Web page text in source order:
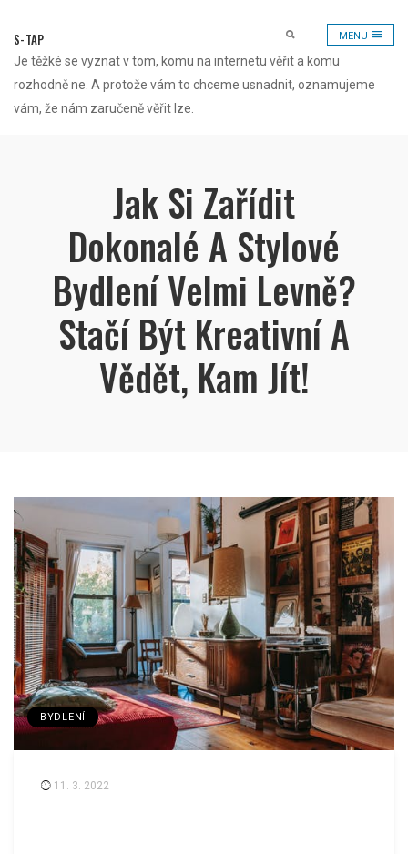
content
S-TAP
Je těžké se vyznat v tom, komu na internetu věřit a komu
rozhodně ne. A protože vám to chceme usnadnit, oznamujeme
vám, že nám zaručeně věřit lze.
MENU
Jak Si Zařídit
Dokonalé A Stylové
Bydlení Velmi Levně?
Stačí Být Kreativní A
Vědět, Kam Jít!
BYDLENÍ
11. 3. 2022